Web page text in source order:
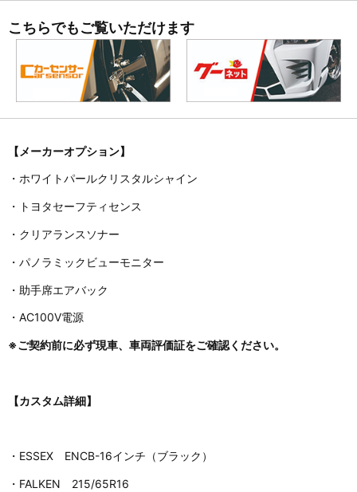
こちらでもご覧いただけます
【メーカーオプション】
・ホワイトパールクリスタルシャイン
・トヨタセーフティセンス
・クリアランスソナー
・パノラミックビューモニター
・助手席エアバック
・AC100V電源
※ご契約前に必ず現車、車両評価証をご確認ください。
【カスタム詳細】
・ESSEX ENCB-16インチ（ブラック）
・FALKEN 215/65R16